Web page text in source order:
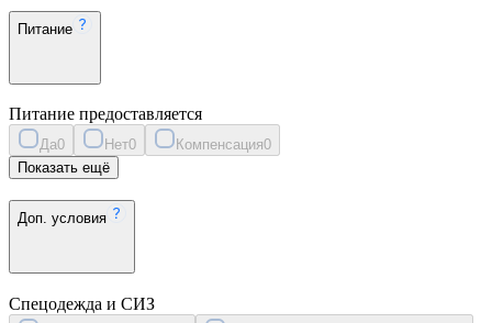
Питание
Питание предоставляется
Да0 Нет0 Компенсация0
Показать ещё
Доп. условия
Спецодежда и СИЗ